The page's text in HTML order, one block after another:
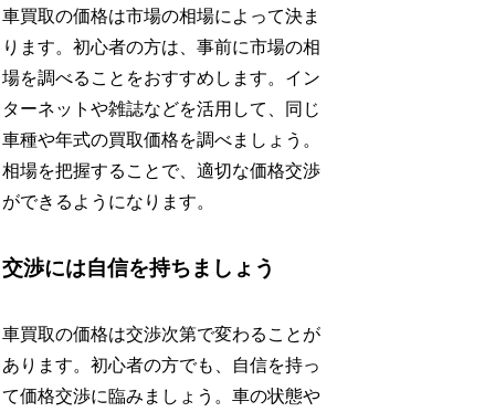
車買取の価格は市場の相場によって決ま
ります。初心者の方は、事前に市場の相
場を調べることをおすすめします。イン
ターネットや雑誌などを活用して、同じ
車種や年式の買取価格を調べましょう。
相場を把握することで、適切な価格交渉
ができるようになります。
交渉には自信を持ちましょう
車買取の価格は交渉次第で変わることが
あります。初心者の方でも、自信を持っ
て価格交渉に臨みましょう。車の状態や